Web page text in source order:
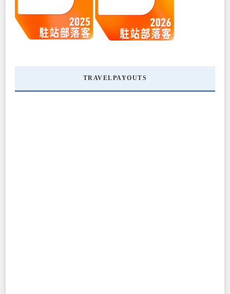
TRAVELPAYOUTS